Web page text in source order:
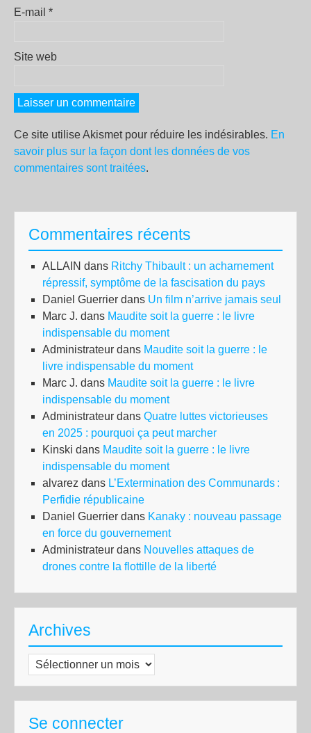
E-mail *
Site web
Ce site utilise Akismet pour réduire les indésirables. En
savoir plus sur la façon dont les données de vos
commentaires sont traitées.
Commentaires récents
ALLAIN dans Ritchy Thibault : un acharnement
répressif, symptôme de la fascisation du pays
Daniel Guerrier dans Un film n’arrive jamais seul
Marc J. dans Maudite soit la guerre : le livre
indispensable du moment
Administrateur dans Maudite soit la guerre : le
livre indispensable du moment
Marc J. dans Maudite soit la guerre : le livre
indispensable du moment
Administrateur dans Quatre luttes victorieuses
en 2025 : pourquoi ça peut marcher
Kinski dans Maudite soit la guerre : le livre
indispensable du moment
alvarez dans L’Extermination des Communards :
Perfidie républicaine
Daniel Guerrier dans Kanaky : nouveau passage
en force du gouvernement
Administrateur dans Nouvelles attaques de
drones contre la flottille de la liberté
Archives
Archives
Se connecter